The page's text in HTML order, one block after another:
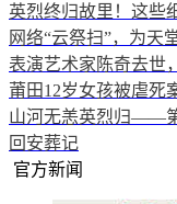
英烈终归故里！这些
网络“云祭扫”，为天
表演艺术家陈奇去世
莆田12岁女孩被虐死
山河无恙英烈归——
回安葬记
官方新闻